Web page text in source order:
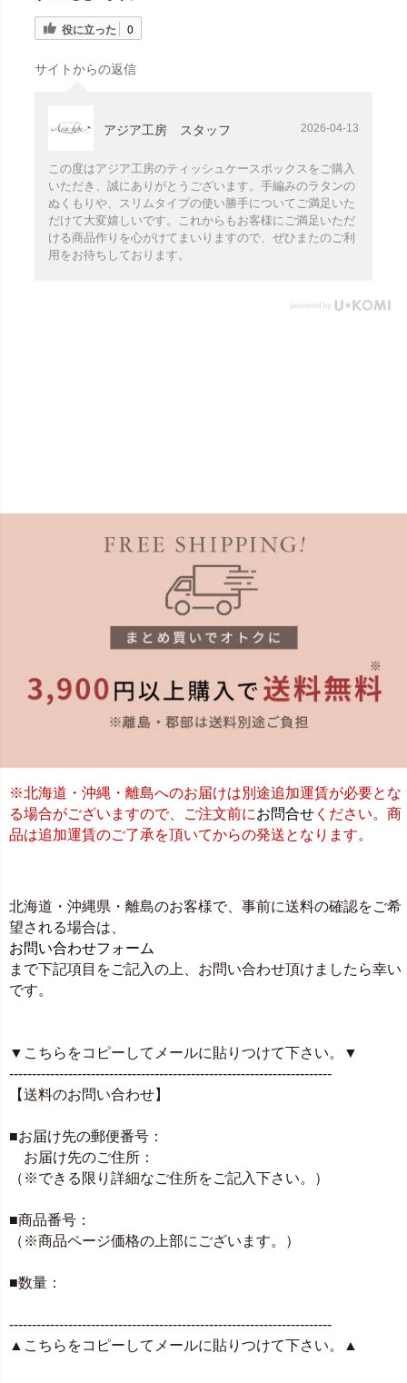
役に立った 0
サイトからの返信
アジア工房 スタッフ 2026-04-13
この度はアジア工房のティッシュケースボックスをご購入
いただき、誠にありがとうございます。手編みのラタンの
ぬくもりや、スリムタイプの使い勝手についてご満足いた
だけて大変嬉しいです。これからもお客様にご満足いただ
ける商品作りを心がけてまいりますので、ぜひまたのご利
用をお待ちしております。
※北海道・沖縄・離島へのお届けは別途追加運賃が必要とな
る場合がございますので、ご注文前にお問合せ ください。商
品は追加運賃のご了承を頂いてからの発送となります。
北海道・沖縄県・離島のお客様で、事前に送料の確認をご希
望される場合は、
お問い合わせフォーム
まで下記項目をご記入の上、お問い合わせ頂けましたら幸い
です。
▼こちらをコピーしてメールに貼りつけて下さい。▼
-----------------------------------------------------------------------
【送料のお問い合わせ】
■お届け先の郵便番号：
お届け先のご住所：
（※できる限り詳細なご住所をご記入下さい。）
■商品番号：
（※商品ページ価格の上部にございます。）
■数量：
-----------------------------------------------------------------------
▲こちらをコピーしてメールに貼りつけて下さい。▲